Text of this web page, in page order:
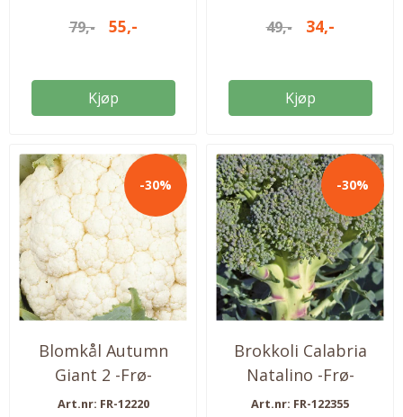
brukes som asparges.
Antall frø: Ca 200 frø i
pakken. Så fra: Mai - juni
79,- 55,-
Kjøp
kan sås direkte. Høstes
spire igjen slik at du får
nye blad fra samme rot
august Innhøsting: juni -
september Antall frø: 350
49,- 34,-
Kjøp
-30%
Blomkål Autumn
Giant 2 -Frø-
Art.nr: FR-12220
-30%
Brokkoli Calabria
Natalino -Frø-
Art.nr: FR-122355